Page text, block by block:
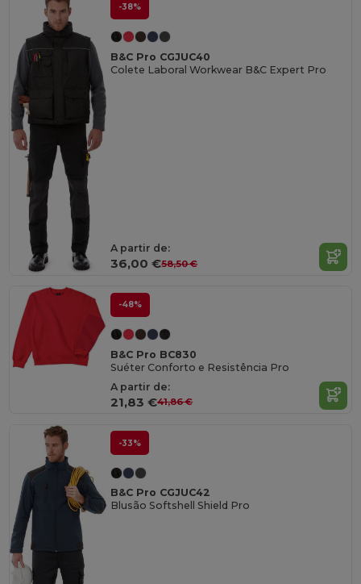
-38%
B&C Pro CGJUC40
Colete Laboral Workwear B&C Expert Pro
A partir de:
36,00 €58,50 €
-48%
B&C Pro BC830
Suéter Conforto e Resistência Pro
A partir de:
21,83 €41,86 €
-33%
B&C Pro CGJUC42
Blusão Softshell Shield Pro